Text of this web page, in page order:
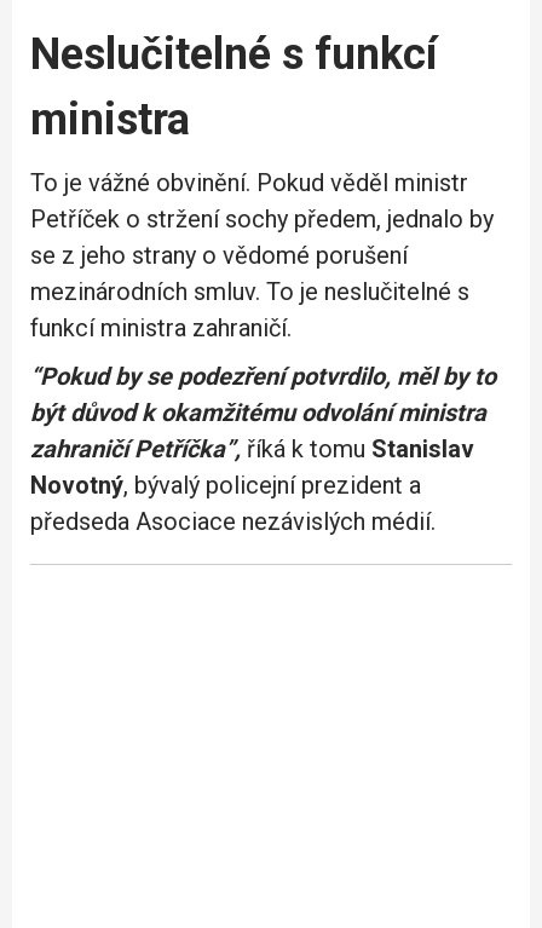
Neslučitelné s funkcí
ministra
To je vážné obvinění. Pokud věděl ministr
Petříček o stržení sochy předem, jednalo by
se z jeho strany o vědomé porušení
mezinárodních smluv. To je neslučitelné s
funkcí ministra zahraničí.
“Pokud by se podezření potvrdilo, měl by to
být důvod k okamžitému odvolání ministra
zahraničí Petříčka”, říká k tomu Stanislav
Novotný, bývalý policejní prezident a
předseda Asociace nezávislých médií.